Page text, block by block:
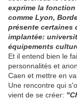
exprime la
comme Lyon,
présente certaines
implantée:
équipements
Et il entend bien le
personnalités et
Caen et mettre en
Une rencontre qui
vient de se créer: